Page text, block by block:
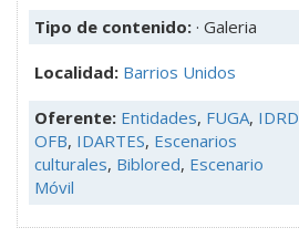
Tipo de contenido: · Galeria
Localidad: Barrios Unidos
Oferente: Entidades, FUGA, IDRD
OFB, IDARTES, Escenarios
culturales, Biblored, Escenario
Móvil